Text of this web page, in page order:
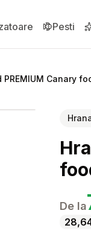
Pesti
Canary
De la